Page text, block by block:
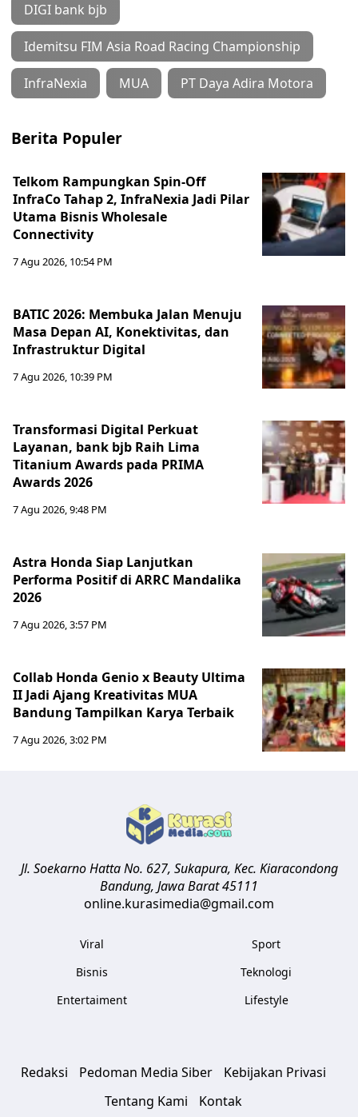
DIGI bank bjb
Idemitsu FIM Asia Road Racing Championship
InfraNexia MUA PT Daya Adira Motora
Berita Populer
Telkom Rampungkan Spin-Off
InfraCo Tahap 2, InfraNexia Jadi Pilar
Utama Bisnis Wholesale
Connectivity
7 Agu 2026, 10:54 PM
BATIC 2026: Membuka Jalan Menuju
Masa Depan AI, Konektivitas, dan
Infrastruktur Digital
7 Agu 2026, 10:39 PM
Transformasi Digital Perkuat
Layanan, bank bjb Raih Lima
Titanium Awards pada PRIMA
Awards 2026
7 Agu 2026, 9:48 PM
Astra Honda Siap Lanjutkan
Performa Positif di ARRC Mandalika
2026
7 Agu 2026, 3:57 PM
Collab Honda Genio x Beauty Ultima
II Jadi Ajang Kreativitas MUA
Bandung Tampilkan Karya Terbaik
7 Agu 2026, 3:02 PM
Jl. Soekarno Hatta No. 627, Sukapura, Kec. Kiaracondong
Bandung, Jawa Barat45111
online.kurasimedia@gmail.com
Viral
Bisnis
Entertaiment
Sport
Teknologi
Lifestyle
Redaksi Pedoman Media Siber
Kebijakan Privasi
Tentang Kami
Kontak